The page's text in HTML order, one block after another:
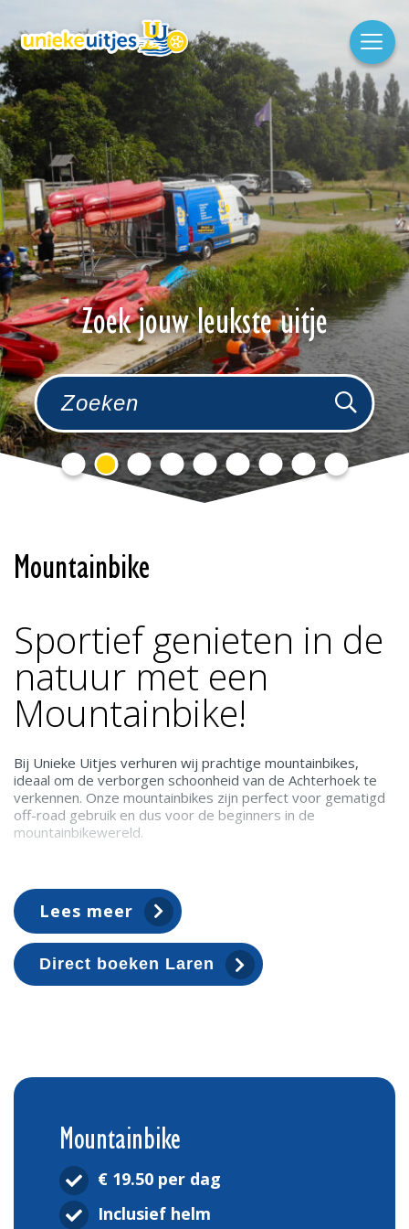
Zoek jouw leukste uitje
Mountainbike
Sportief genieten in de
natuur met een
Mountainbike!
Bij Unieke Uitjes verhuren wij prachtige mountainbikes,
ideaal om de verborgen schoonheid van de Achterhoek te
verkennen. Onze mountainbikes zijn perfect voor gematigd
off-road gebruik en dus voor de beginners in de
mountainbikewereld.
sportief, comfortabel rijgedrag en een ontspannen
zithouding. Die mountainbike is voorzien van velgremmen
met veel grip, en een stabiel verende voorvork die veiligheid
en comfort biedt bij afdalingen en sprongen.
Lees meer
Direct boeken Laren
Mountainbike
€ 19.50 per dag
Inclusief helm